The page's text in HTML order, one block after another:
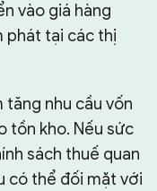
vào giá hàng
phát tại các thị
tăng nhu cầu vốn
tồn kho. Nếu sức
sách thuế quan
có thể đối mặt với